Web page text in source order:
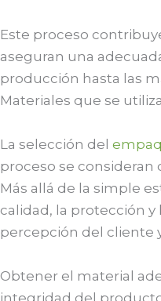
Este proceso
aseguran una
producción hasta las
Materiales que se
La selección del
proceso se
Más allá de la simple
calidad, la protección
percepción del cliente
Obtener el material